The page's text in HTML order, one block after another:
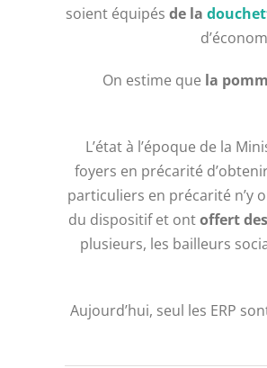
soient équipés de la
On estime que la
L’état à l’époque de la
foyers en précarité
particuliers en précarité n’y
du dispositif et ontoffert
plusieurs, les bailleurs
Aujourd’hui, seul les ERP